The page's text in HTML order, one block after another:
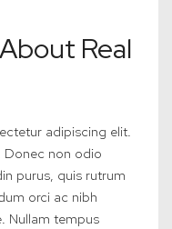
Real
adipiscing elit.
Donec non odio
purus, quis rutrum
orci ac nibh
Nullam tempus